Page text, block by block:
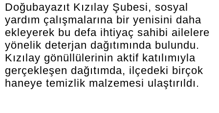
Doğubayazıt Kızılay Şubesi, sosyal
yardım çalışmalarına bir yenisini daha
ekleyerek bu defa ihtiyaç sahibi ailelere
yönelik deterjan dağıtımında bulundu.
Kızılay gönüllülerinin aktif katılımıyla
gerçekleşen dağıtımda, ilçedeki birçok
haneye temizlik malzemesi ulaştırıldı.